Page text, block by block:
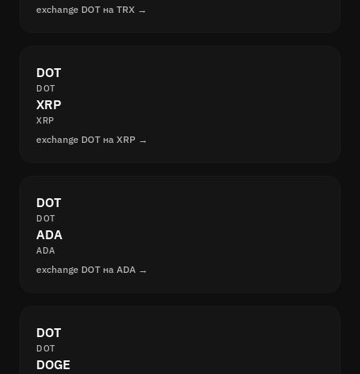
exchange DOT на TRX →
DOT
DOT
XRP
XRP
exchange DOT на XRP →
DOT
DOT
ADA
ADA
exchange DOT на ADA →
DOT
DOT
DOGE